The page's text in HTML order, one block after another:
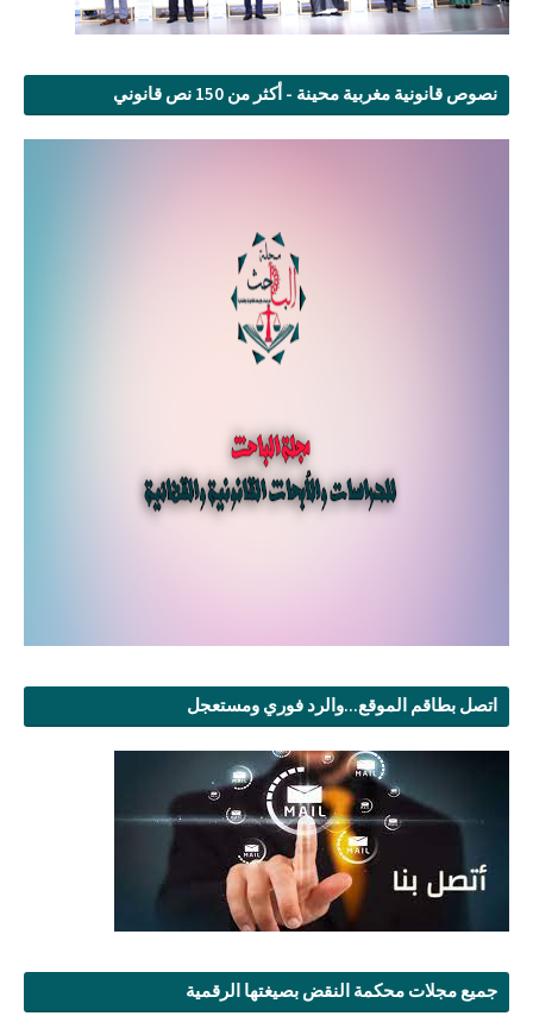
نصوص قانونية مغربية محينة - أكثر من 150 نص قانوني
اتصل بطاقم الموقع...والرد فوري ومستعجل
جميع مجلات محكمة النقض بصيغتها الرقمية